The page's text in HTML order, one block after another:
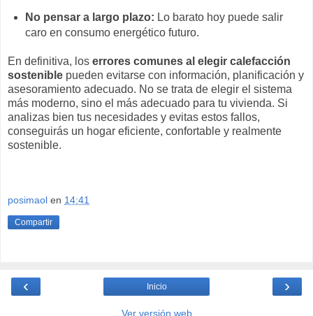
No pensar a largo plazo: Lo barato hoy puede salir
caro en consumo energético futuro.
En definitiva, los errores comunes al elegir calefacción
sostenible pueden evitarse con información, planificación y
asesoramiento adecuado. No se trata de elegir el sistema
más moderno, sino el más adecuado para tu vivienda. Si
analizas bien tus necesidades y evitas estos fallos,
conseguirás un hogar eficiente, confortable y realmente
sostenible.
posimaol en 14:41
Compartir
‹ ›
Inicio
Ver versión web